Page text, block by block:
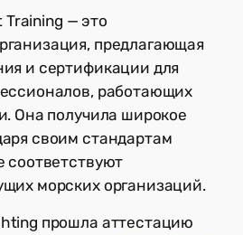
— это
предлагающая
и сертификации для
работающих
Она получила широкое
своим стандартам
соответствуют
морских организаций.
прошла аттестацию